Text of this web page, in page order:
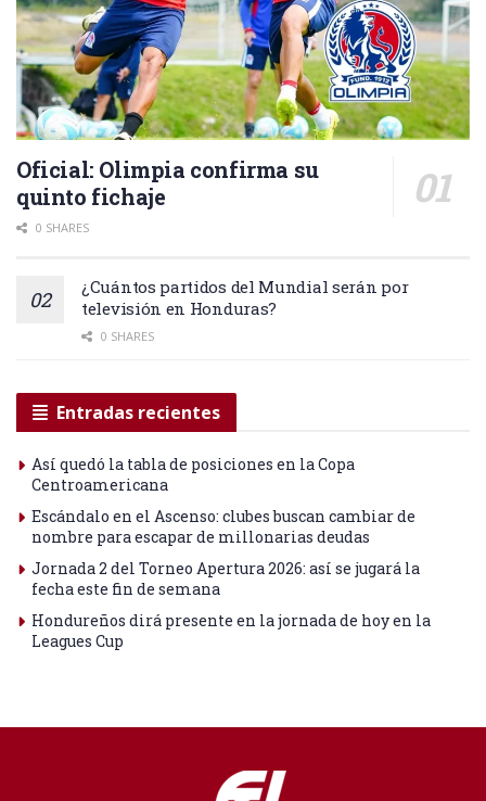
Oficial: Olimpia confirma su
quinto fichaje
0 SHARES
¿Cuántos partidos del Mundial serán por
televisión en Honduras?
0 SHARES
Entradas recientes
Así quedó la tabla de posiciones en la Copa
Centroamericana
Escándalo en el Ascenso: clubes buscan cambiar de
nombre para escapar de millonarias deudas
Jornada 2 del Torneo Apertura 2026: así se jugará la
fecha este fin de semana
Hondureños dirá presente en la jornada de hoy en la
Leagues Cup